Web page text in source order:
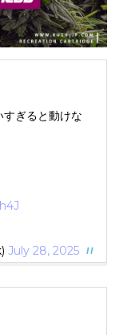
ぎると動けな
July 28, 2025